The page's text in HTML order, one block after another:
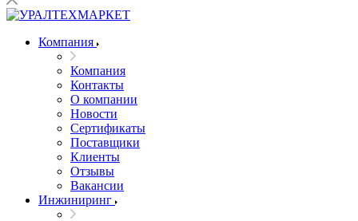
Компания
Компания
Контакты
О компании
Новости
Сертификаты
Поставщики
Клиенты
Отзывы
Вакансии
Инжиниринг